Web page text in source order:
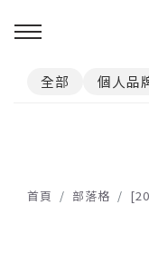
全部 個人品
首頁 部落格